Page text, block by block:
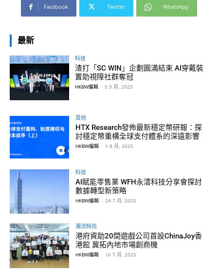
Facebook Twitter WhatsApp
最新
科技
渣打「SC WIN」企劃圓滿結束 AI穿戴裝
置助視障社群奪冠
HKBW編輯 - 5 9 月, 2025
其他
HTX Research發佈最新穩定幣研報：探
討穩定幣重構全球支付體系的深遠影響
HKBW編輯 - 1 8 月, 2025
科技
AI賦能零售業 WFH永澐科技分享會探討
數據轉型新策略
HKBW編輯 - 24 7 月, 2025
潮流時尚
港府資助20間遊戲公司首設ChinaJoy香
港館 冀拓內地市場創商機
HKBW編輯 - 16 7 月, 2025